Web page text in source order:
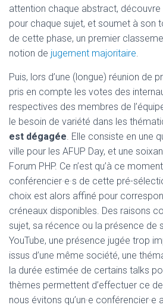
attention chaque abstract,
pour chaque sujet, et soumet à son
de cette phase, un premier
notion de jugement majoritaire.
Puis, lors d’une (longue) réunion de
pris en compte les votes des
respectives des membres de
le besoin de variété dans les
est dégagée. Elle consiste en une
ville pour les AFUP Day, et une
Forum PHP. Ce n’est qu’à ce
conférencier·e·s de cette pré-
choix est alors affiné pour
créneaux disponibles. Des raisons
sujet, sa récence ou la présence de
YouTube, une présence jugée trop
issus d’une même société, une
la durée estimée de certains talks
thèmes permettent d’effectuer ce
nous évitons qu’un·e conférencier·e